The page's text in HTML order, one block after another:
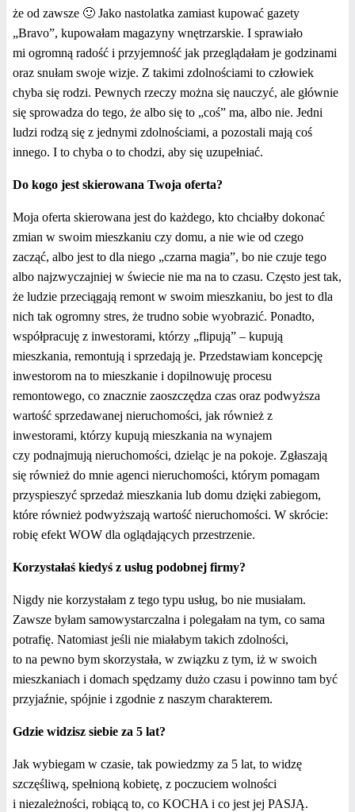
że od zawsze 🙂 Jako nastolatka zamiast kupować gazety
„Bravo”, kupowałam magazyny wnętrzarskie. I sprawiało
mi ogromną radość i przyjemność jak przeglądałam je godzinami
oraz snułam swoje wizje. Z takimi zdolnościami to człowiek
chyba się rodzi. Pewnych rzeczy można się nauczyć, ale głównie
się sprowadza do tego, że albo się to „coś” ma, albo nie. Jedni
ludzi rodzą się z jednymi zdolnościami, a pozostali mają coś
innego. I to chyba o to chodzi, aby się uzupełniać.
Do kogo jest skierowana Twoja oferta?
Moja oferta skierowana jest do każdego, kto chciałby dokonać
zmian w swoim mieszkaniu czy domu, a nie wie od czego
zacząć, albo jest to dla niego „czarna magia”, bo nie czuje tego
albo najzwyczajniej w świecie nie ma na to czasu. Często jest tak,
że ludzie przeciągają remont w swoim mieszkaniu, bo jest to dla
nich tak ogromny stres, że trudno sobie wyobrazić. Ponadto,
współpracuję z inwestorami, którzy „flipują” – kupują
mieszkania, remontują i sprzedają je. Przedstawiam koncepcję
inwestorom na to mieszkanie i dopilnowuję procesu
remontowego, co znacznie zaoszczędza czas oraz podwyższa
wartość sprzedawanej nieruchomości, jak również z
inwestorami, którzy kupują mieszkania na wynajem
czy podnajmują nieruchomości, dzieląc je na pokoje. Zgłaszają
się również do mnie agenci nieruchomości, którym pomagam
przyspieszyć sprzedaż mieszkania lub domu dzięki zabiegom,
które również podwyższają wartość nieruchomości. W skrócie:
robię efekt WOW dla oglądających przestrzenie.
Korzystałaś kiedyś z usług podobnej firmy?
Nigdy nie korzystałam z tego typu usług, bo nie musiałam.
Zawsze byłam samowystarczalna i polegałam na tym, co sama
potrafię. Natomiast jeśli nie miałabym takich zdolności,
to na pewno bym skorzystała, w związku z tym, iż w swoich
mieszkaniach i domach spędzamy dużo czasu i powinno tam być
przyjaźnie, spójnie i zgodnie z naszym charakterem.
Gdzie widzisz siebie za 5 lat?
Jak wybiegam w czasie, tak powiedzmy za 5 lat, to widzę
szczęśliwą, spełnioną kobietę, z poczuciem wolności
i niezależności, robiącą to, co KOCHA i co jest jej PASJĄ.